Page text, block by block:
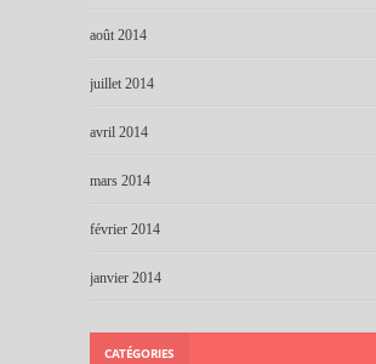
août 2014
juillet 2014
avril 2014
mars 2014
février 2014
janvier 2014
CATÉGORIES